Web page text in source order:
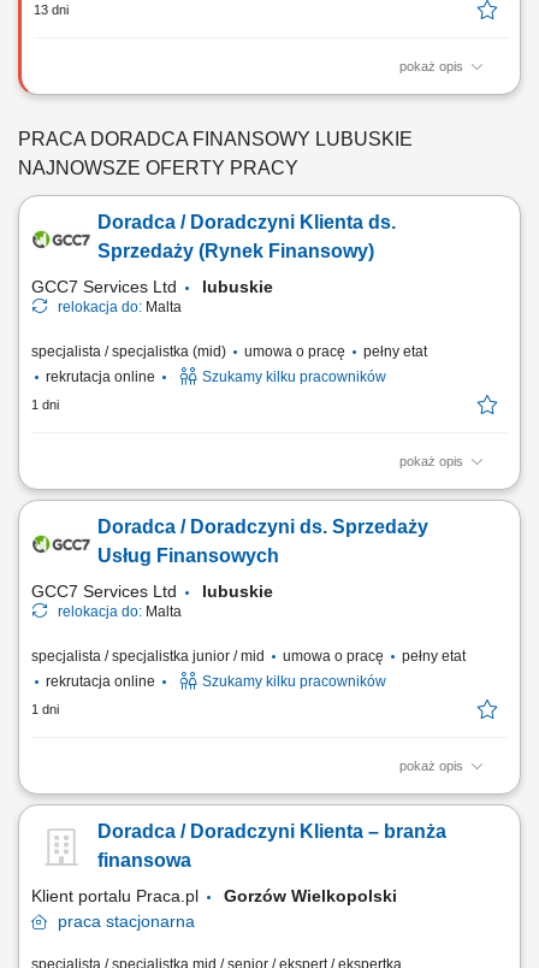
13 dni
pokaż opis
Prowadzenie procesów rekrutacyjnych Kształtowanie zespołu
podległego zespołu. Wdrażanie nowych Doradców i wsparcie ich w
zakresie sprzedaży ubezpieczeń. Realizacja celów sprzedażowych.
Monitorowanie wyników i jakości...
PRACA DORADCA FINANSOWY LUBUSKIE
NAJNOWSZE OFERTY PRACY
Doradca / Doradczyni Klienta ds.
Sprzedaży (Rynek Finansowy)
GCC7 Services Ltd lubuskie
relokacja do: Malta
specjalista / specjalistka (mid) umowa o pracę
pełny etat
rekrutacja online
Szukamy kilku pracowników
1 dni
pokaż opis
Zakres obowiązków: Telefoniczny kontakt z klientami zainteresowanymi
edukacji finansowej. Budowanie długofalowych relacji z klientami oraz
pozyskiwanie nowych odbiorców dla partnerów biznesowych.
Doradca / Doradczyni ds. Sprzedaży
Usług Finansowych
GCC7 Services Ltd lubuskie
relokacja do: Malta
specjalista / specjalistka junior / mid umowa o pracę
pełny etat
rekrutacja online
Szukamy kilku pracowników
1 dni
pokaż opis
Zakres obowiązków: Prowadzenie telefonicznych rozmów z klientami
tym szkoleń z zakresu edukacji finansowej. Budowanie relacji z
klientami oraz pozyskiwanie nowych kontaktów dla partnerów
Doradca / Doradczyni Klienta – branża
finansowa
Klient portalu Praca.pl
Gorzów Wielkopolski
praca stacjonarna
specjalista / specjalistka mid / senior / ekspert / ekspertka